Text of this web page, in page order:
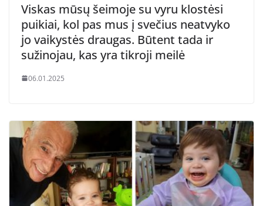
Viskas mūsų šeimoje su vyru klostėsi
puikiai, kol pas mus į svečius neatvyko
jo vaikystės draugas. Būtent tada ir
sužinojau, kas yra tikroji meilė
06.01.2025